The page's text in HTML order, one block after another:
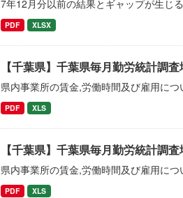
7年12月分以前の結果とギャップが生じ
PDF XLSX
【千葉県】千葉県毎月勤労統計調
県内事業所の賃金,労働時間及び雇用に
PDF XLS
【千葉県】千葉県毎月勤労統計調
県内事業所の賃金,労働時間及び雇用に
PDF XLS